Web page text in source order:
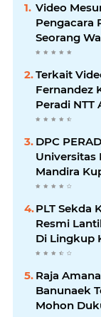
Video
Pengacara
Seorang
Facebook
Terkait
Fernandez
Peradi NTT
Oknum
DPC
Universitas
Mandira
PKPA
PLT Sekda
Resmi
Di Lingkup
Raja
Banunaek
Mohon